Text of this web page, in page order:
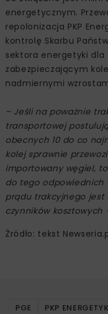
energetycznym.
repolonizacja PKP
kontrolę Skarbu
sektora energetyki
zabezpieczającym
nadmiernymi
– Jeśli na poważnie
transportowej
obecnych 10 do co
kolej sprawnie
importowany węgiel,
do tego odpowiednich
prądu trakcyjnego
czynników kosztowych
Źródło: tekst
PGE PKP